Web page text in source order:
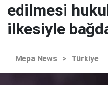
edilmesi
ilkesiyle
Mepa News > Türkiye